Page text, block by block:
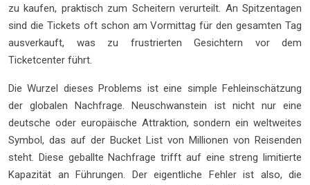
zu kaufen, praktisch zum Scheitern verurteilt. An Spitzentagen
sind die Tickets oft schon am Vormittag für den gesamten Tag
ausverkauft, was zu frustrierten Gesichtern vor dem
Ticketcenter führt.
Die Wurzel dieses Problems ist eine simple Fehleinschätzung
der globalen Nachfrage. Neuschwanstein ist nicht nur eine
deutsche oder europäische Attraktion, sondern ein weltweites
Symbol, das auf der Bucket List von Millionen von Reisenden
steht. Diese geballte Nachfrage trifft auf eine streng limitierte
Kapazität an Führungen. Der eigentliche Fehler ist also, die